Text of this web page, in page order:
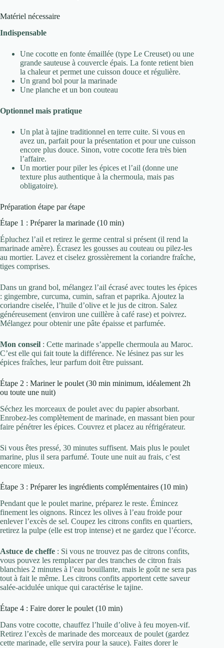
Matériel nécessaire
Indispensable
Une cocotte en fonte émaillée (type Le Creuset) ou une
grande sauteuse à couvercle épais. La fonte retient bien
la chaleur et permet une cuisson douce et régulière.
Un grand bol pour la marinade
Une planche et un bon couteau
Optionnel mais pratique
Un plat à tajine traditionnel en terre cuite. Si vous en
avez un, parfait pour la présentation et pour une cuisson
encore plus douce. Sinon, votre cocotte fera très bien
l’affaire.
Un mortier pour piler les épices et l’ail (donne une
texture plus authentique à la chermoula, mais pas
obligatoire).
Préparation étape par étape
Étape 1 : Préparer la marinade (10 min)
Épluchez l’ail et retirez le germe central si présent (il rend la
marinade amère). Écrasez les gousses au couteau ou pilez-les
au mortier. Lavez et ciselez grossièrement la coriandre fraîche,
tiges comprises.
Dans un grand bol, mélangez l’ail écrasé avec toutes les épices
: gingembre, curcuma, cumin, safran et paprika. Ajoutez la
coriandre ciselée, l’huile d’olive et le jus de citron. Salez
généreusement (environ une cuillère à café rase) et poivrez.
Mélangez pour obtenir une pâte épaisse et parfumée.
Mon conseil : Cette marinade s’appelle chermoula au Maroc.
C’est elle qui fait toute la différence. Ne lésinez pas sur les
épices fraîches, leur parfum doit être puissant.
Étape 2 : Mariner le poulet (30 min minimum, idéalement 2h
ou toute une nuit)
Séchez les morceaux de poulet avec du papier absorbant.
Enrobez-les complètement de marinade, en massant bien pour
faire pénétrer les épices. Couvrez et placez au réfrigérateur.
Si vous êtes pressé, 30 minutes suffisent. Mais plus le poulet
marine, plus il sera parfumé. Toute une nuit au frais, c’est
encore mieux.
Étape 3 : Préparer les ingrédients complémentaires (10 min)
Pendant que le poulet marine, préparez le reste. Émincez
finement les oignons. Rincez les olives à l’eau froide pour
enlever l’excès de sel. Coupez les citrons confits en quartiers,
retirez la pulpe (elle est trop intense) et ne gardez que l’écorce.
Astuce de cheffe : Si vous ne trouvez pas de citrons confits,
vous pouvez les remplacer par des tranches de citron frais
blanchies 2 minutes à l’eau bouillante, mais le goût ne sera pas
tout à fait le même. Les citrons confits apportent cette saveur
salée-acidulée unique qui caractérise le tajine.
Étape 4 : Faire dorer le poulet (10 min)
Dans votre cocotte, chauffez l’huile d’olive à feu moyen-vif.
Retirez l’excès de marinade des morceaux de poulet (gardez
cette marinade, elle servira pour la sauce). Faites dorer le